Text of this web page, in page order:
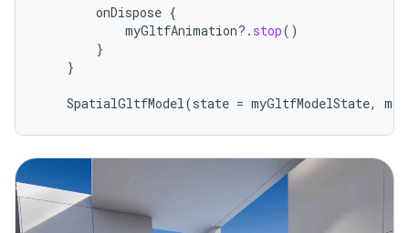
onDispose {
myGltfAnimation?. stop()
}
}
SpatialGltfModel(state = myGltfModelState,